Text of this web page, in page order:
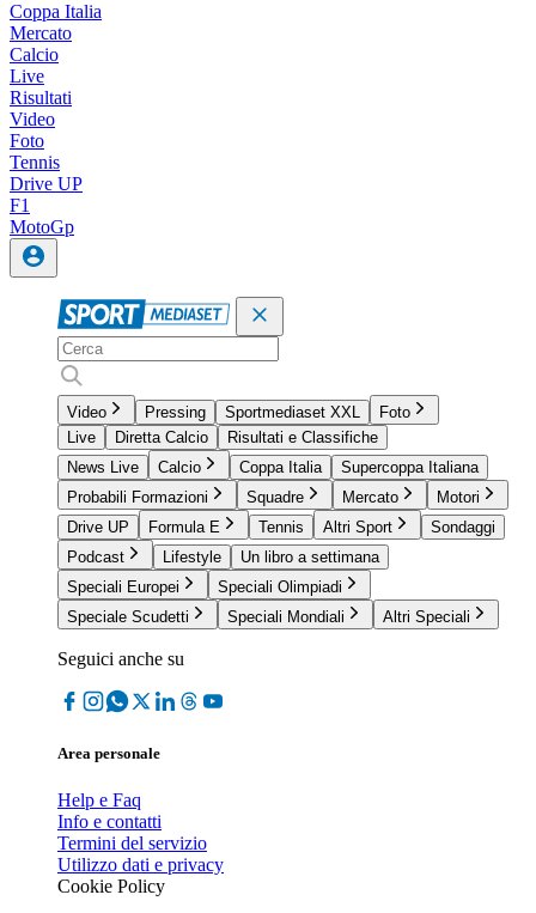
Coppa Italia
Mercato
Calcio
Live
Risultati
Video
Foto
Tennis
Drive UP
F1
MotoGp
Video Pressing Sportmediaset XXL
Foto
Live
Diretta Calcio
Risultati e Classifiche
News Live
Calcio Coppa Italia
Supercoppa Italiana
Probabili Formazioni
Squadre Mercato
Motori
Drive UP
Formula E Tennis Altri Sport
Sondaggi
Podcast
Lifestyle
Un libro a settimana
Speciali Europei
Speciali Olimpiadi
Speciale Scudetti
Speciali Mondiali Altri Speciali
Seguici anche su
Area personale
Help e Faq
Info e contatti
Termini del servizio
Utilizzo dati e privacy
Cookie Policy